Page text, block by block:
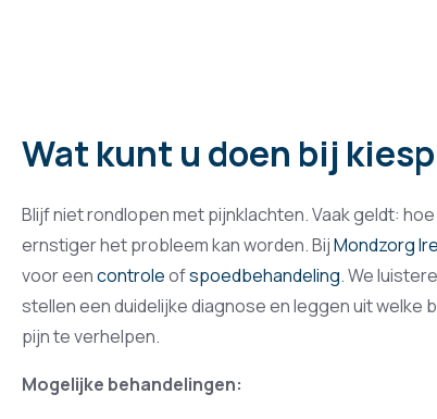
Wat kunt u doen bij
Blijf niet rondlopen met pijnklachten. Vaak geldt:
ernstiger het probleem kan worden. BijMondzorg
voor eencontroleofspoedbehandeling. We
stellen een duidelijke diagnose en leggen uit welke
pijn te verhelpen.
Mogelijke behandelingen: